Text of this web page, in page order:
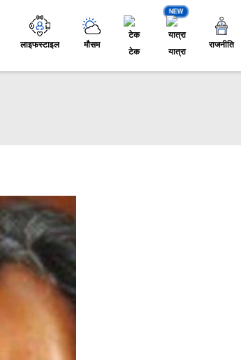
लाइफस्टाइल मौसम
टेक
NEW
यात्रा
राजनीति